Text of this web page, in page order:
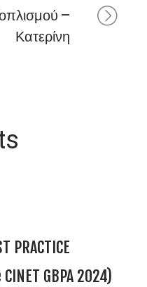
–
Κατερίνη
PRACTICE
GBPA 2024)